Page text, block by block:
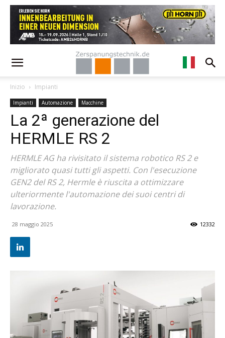
Inizio Impianti
Impianti Automazione Macchine
La 2ª generazione del
HERMLE RS 2
HERMLE AG ha rivisitato il sistema robotico RS 2 e
migliorato quasi tutti gli aspetti. Con l'esecuzione
GEN2 del RS 2, Hermle è riuscita a ottimizzare
ulteriormente l'automazione dei suoi centri di
lavorazione.
28 maggio 2025 12332